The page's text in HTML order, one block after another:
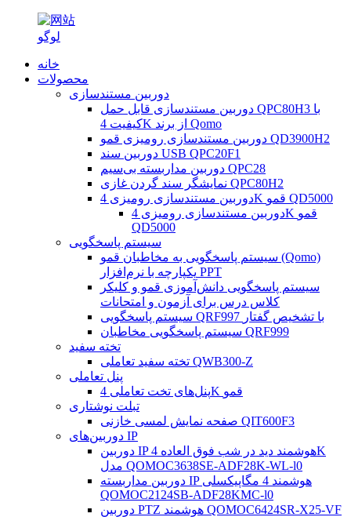
خانه
محصولات
دوربین مستندسازی
دوربین مستندسازی قابل حمل QPC80H3 با
کیفیت 4K از برند Qomo
دوربین مستندسازی رومیزی قمو QD3900H2
دوربین سند USB QPC20F1
دوربین مداربسته بی‌سیم QPC28
نمایشگر سند گردن غازی QPC80H2
دوربین مستندسازی رومیزی 4K قمو QD5000
دوربین مستندسازی رومیزی 4K قمو
QD5000
سیستم پاسخگویی
سیستم پاسخگویی به مخاطبان قمو (Qomo)
یکپارچه با نرم‌افزار PPT
سیستم پاسخگویی دانش‌آموزی قمو و کلیکر
کلاس درس برای آزمون و امتحانات
سیستم پاسخگویی QRF997 با تشخیص گفتار
سیستم پاسخگویی مخاطبان QRF999
تخته سفید
تخته سفید تعاملی QWB300-Z
پنل تعاملی
پنل‌های تخت تعاملی 4K قمو
تبلت نوشتاری
صفحه نمایش لمسی خازنی QIT600F3
دوربین‌های IP
دوربین IP هوشمند دید در شب فوق العاده 4K
مدل QOMOC3638SE-ADF28K-WL-l0
دوربین مداربسته IP هوشمند 4 مگاپیکسلی
QOMOC2124SB-ADF28KMC-l0
دوربین PTZ هوشمند QOMOC6424SR-X25-VF